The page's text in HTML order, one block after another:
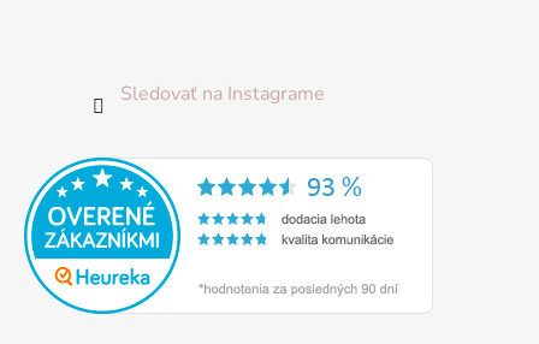
Sledovať na Instagrame